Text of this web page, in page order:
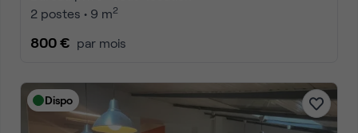
2 postes • 9 m2
800 € par mois
Dispo